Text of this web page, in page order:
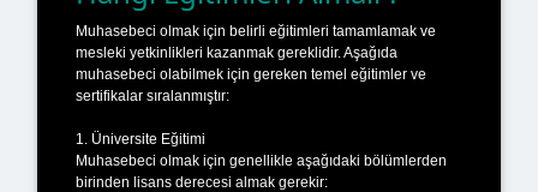
Muhasebeci olmak için belirli eğitimleri tamamlamak ve
mesleki yetkinlikleri kazanmak gereklidir. Aşağıda
muhasebeci olabilmek için gereken temel eğitimler ve
sertifikalar sıralanmıştır:
1. Üniversite Eğitimi
Muhasebeci olmak için genellikle aşağıdaki bölümlerden
birinden lisans derecesi almak gerekir: